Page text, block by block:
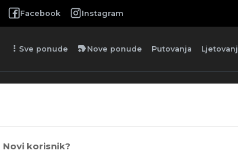
Facebook Instagram
more_vert Sve ponude new_label Nove ponude Putovanja
Novi korisnik?